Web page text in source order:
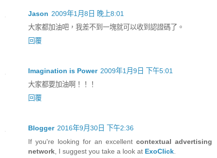
Jason 2009年1月8日 晚上8:01
大家都加油吧，我差不到一塊就可以收到認證碼了。
回覆
Imagination is Power 2009年1月9日 下午5:01
大家都要加油啊！！！
回覆
Blogger 2016年9月30日 下午2:36
If you're looking for an excellent contextual advertising
network , I suggest you take a look at ExoClick